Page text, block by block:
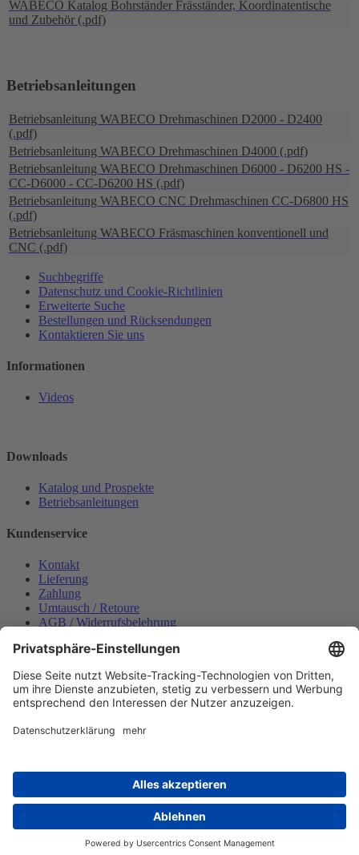
WABECO Katalog Bohrständer Fräsständer, Koordinatentische
und Zubehör (.pdf)
Betriebsanleitungen
Betriebsanleitung WABECO Drehmaschinen D2000 - D2400
(.pdf)
Betriebsanleitung WABECO Drehmaschinen D4000 (.pdf)
Betriebsanleitung WABECO Drehmaschinen D6000 - D6200 HS -
CC-D6000 - CC-D6200 HS (.pdf)
Betriebsanleitung WABECO CNC Drehmaschinen CC-D6800 HS
(.pdf)
Betriebsanleitung WABECO Fräsmaschinen konventionell und
CNC (.pdf)
Suchbegriffe
Datenschutz und Cookie-Richtlinien
Erweiterte Suche
Bestellungen und Rücksendungen
Kontaktieren Sie uns
Informationen
Videos
Downloads
Katalog und Prospekte
Betriebsanleitungen
Kundenservice
Kontakt
Lieferung
Zahlung
Umtausch / Retoure
AGB / Widerrufsbelehrung
Datenschutzerklärung
Bestellung widerrufen
Mein konto
Zahlungsmöglichkeiten
Copyright © 2025 Wabeco